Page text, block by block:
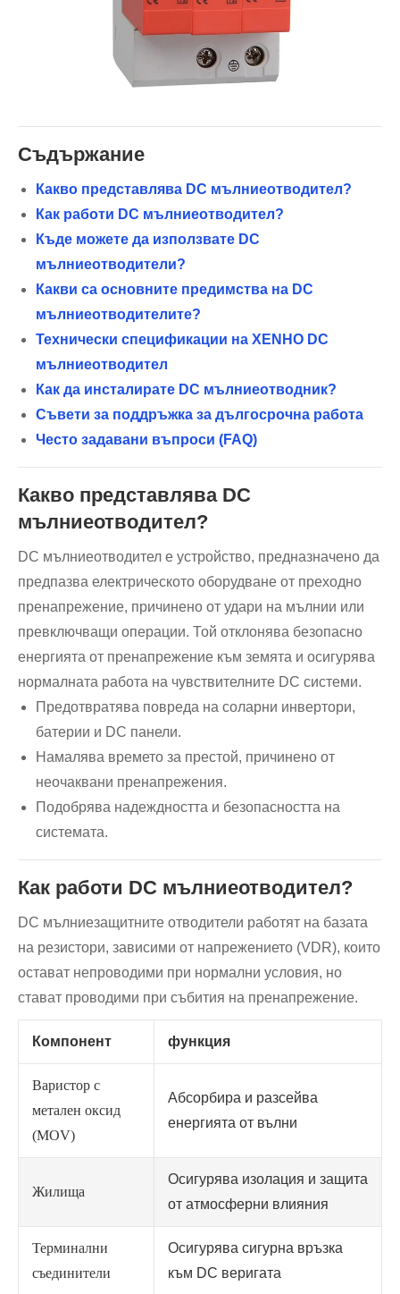
Съдържание
Какво представлява DC мълниеотводител?
Как работи DC мълниеотводител?
Къде можете да използвате DC
мълниеотводители?
Какви са основните предимства на DC
мълниеотводителите?
Технически спецификации на XENHO DC
мълниеотводител
Как да инсталирате DC мълниеотводник?
Съвети за поддръжка за дългосрочна работа
Често задавани въпроси (FAQ)
Какво представлява DC
мълниеотводител?
DC мълниеотводител е устройство, предназначено да
предпазва електрическото оборудване от преходно
пренапрежение, причинено от удари на мълнии или
превключващи операции. Той отклонява безопасно
енергията от пренапрежение към земята и осигурява
нормалната работа на чувствителните DC системи.
Предотвратява повреда на соларни инвертори,
батерии и DC панели.
Намалява времето за престой, причинено от
неочаквани пренапрежения.
Подобрява надеждността и безопасността на
системата.
Как работи DC мълниеотводител?
DC мълниезащитните отводители работят на базата
на резистори, зависими от напрежението (VDR), които
остават непроводими при нормални условия, но
стават проводими при събития на пренапрежение.
Компонент функция
Варистор с
метален оксид
(MOV)
Абсорбира и разсейва
енергията от вълни
Жилища
Осигурява изолация и защита
от атмосферни влияния
Терминални
съединители
Осигурява сигурна връзка
към DC веригата